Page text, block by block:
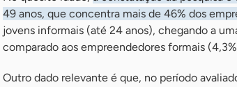
49 anos, que concentra mais de 46% dos
jovens informais (até 24 anos), chegando a
comparado aos empreendedores formais
Outro dado relevante é que, no período